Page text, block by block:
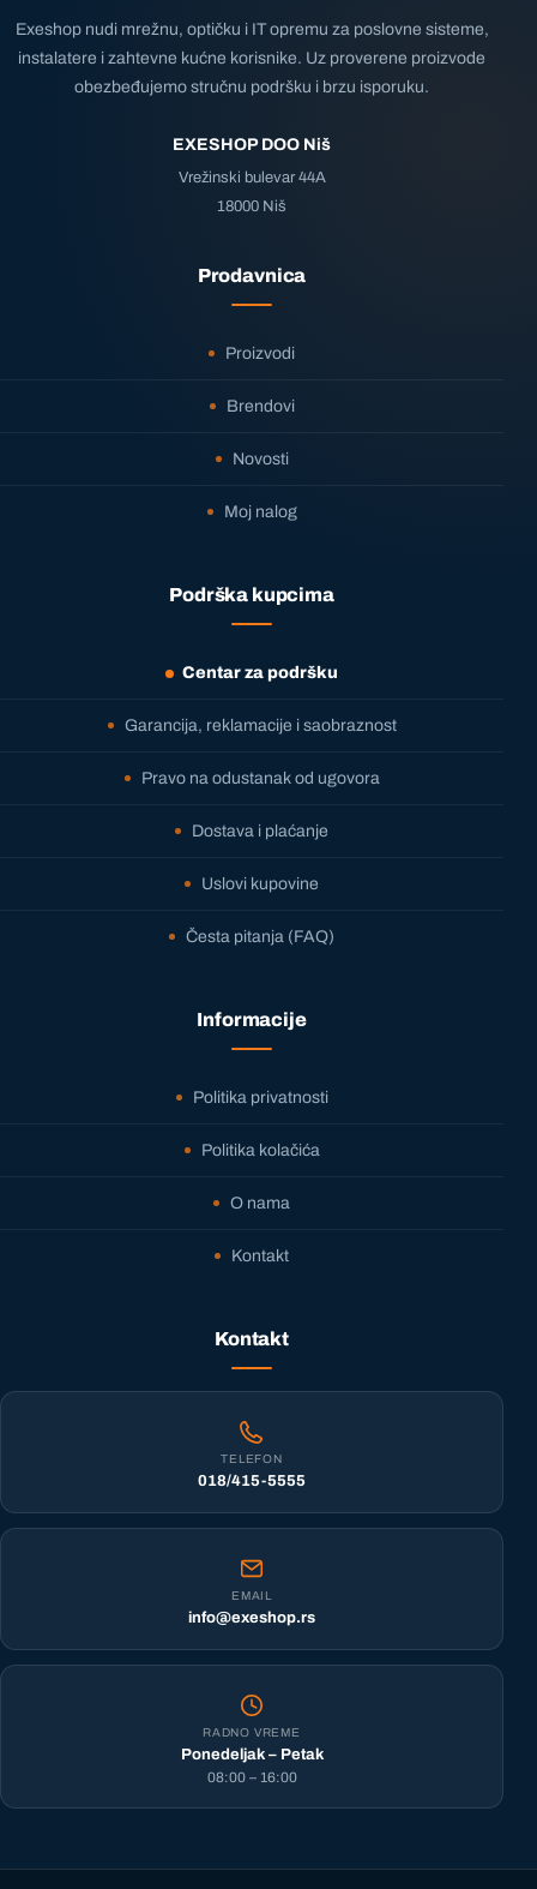
Exeshop nudi mrežnu, optičku i IT opremu za poslovne sisteme,
instalatere i zahtevne kućne korisnike. Uz proverene proizvode
obezbeđujemo stručnu podršku i brzu isporuku.
EXESHOP DOO Niš
Vrežinski bulevar 44A
18000 Niš
Prodavnica
Proizvodi
Brendovi
Novosti
Moj nalog
Podrška kupcima
Centar za podršku
Garancija, reklamacije i saobraznost
Pravo na odustanak od ugovora
Dostava i plaćanje
Uslovi kupovine
Česta pitanja (FAQ)
Informacije
Politika privatnosti
Politika kolačića
O nama
Kontakt
Kontakt
TELEFON
018/415-5555
EMAIL
info@exeshop.rs
RADNO VREME
Ponedeljak – Petak
08:00 – 16:00